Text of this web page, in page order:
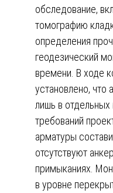
обследование,
томографию
определения
геодезический
времени. В ходе
установлено, что
лишь в
требований
арматуры
отсутствуют
примыканиях.
в уровне